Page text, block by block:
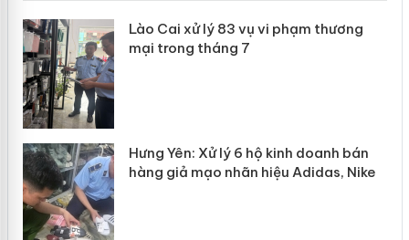
Lào Cai xử lý 83 vụ vi phạm thương
mại trong tháng 7
Hưng Yên: Xử lý 6 hộ kinh doanh bán
hàng giả mạo nhãn hiệu Adidas, Nike